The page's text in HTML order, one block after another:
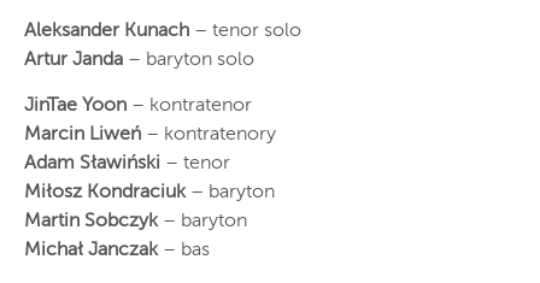
Aleksander Kunach – tenor solo
Artur Janda – baryton solo
JinTae Yoon – kontratenor
Marcin Liweń – kontratenory
Adam Sławiński – tenor
Miłosz Kondraciuk– baryton
Martin Sobczyk– baryton
Michał Janczak– bas